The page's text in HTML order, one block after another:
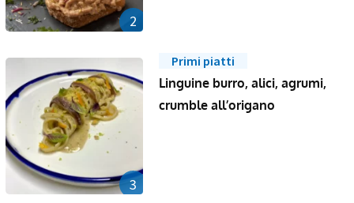
2
3
Primi piatti
Linguine burro, alici, agrumi,
crumble all’origano